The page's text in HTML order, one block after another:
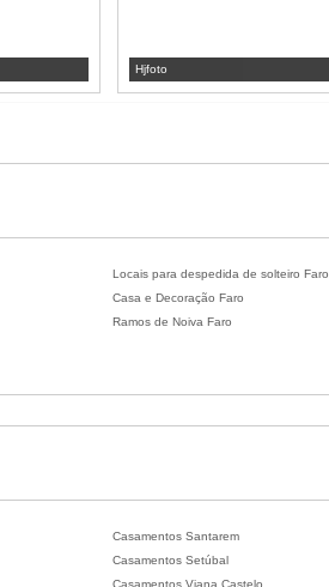
Hjfoto
Locais para despedida de solteiro Faro
Casa e Decoração Faro
Ramos de Noiva Faro
Casamentos Santarem
Casamentos Setúbal
Casamentos Viana Castelo